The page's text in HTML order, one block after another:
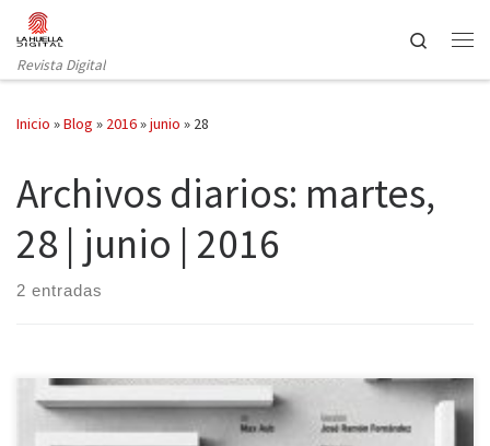
Saltar al contenido
Revista Digital
Search
Inicio »Blog » 2016»junio » 28
Archivos diarios: martes,
28 | junio | 2016
2 entradas